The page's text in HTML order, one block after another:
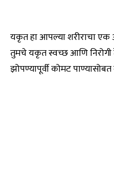
यकृत हा आपल्या शरीराचा एक
तुमचे यकृत स्वच्छ आणि निरोगी
झोपण्यापूर्वी कोमट